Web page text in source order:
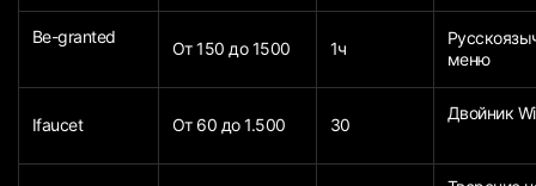
Be-granted
От 150 до 1500 1ч
меню
Ifaucet От 60 до 1.500 30
Двойник